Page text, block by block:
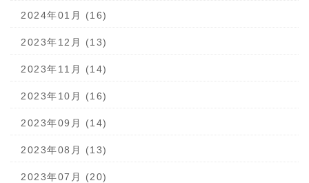
2024年01月 (16)
2023年12月 (13)
2023年11月 (14)
2023年10月 (16)
2023年09月 (14)
2023年08月 (13)
2023年07月 (20)